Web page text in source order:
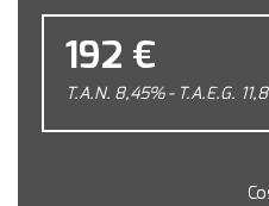
192 €
T.A.N. 8,45% - T.A.E.G.